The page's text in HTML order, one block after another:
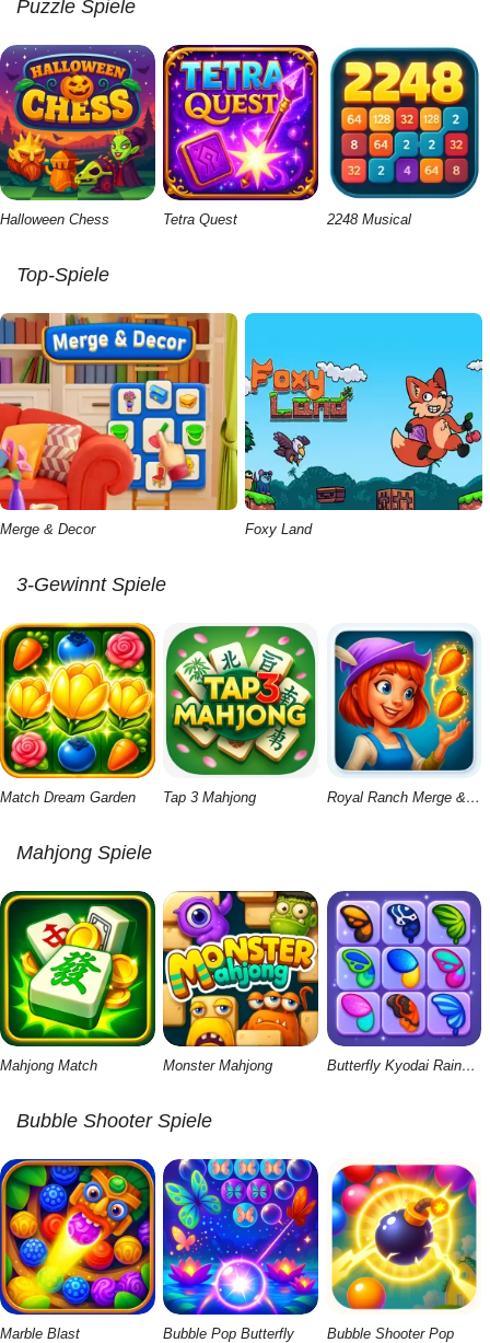
Puzzle Spiele
Halloween Chess Tetra Quest 2248 Musical
Top-Spiele
Merge & Decor Foxy Land
3-Gewinnt Spiele
Match Dream Garden Tap 3 Mahjong Royal Ranch Merge & Collect
Mahjong Spiele
Mahjong Match Monster Mahjong Butterfly Kyodai Rainbow
Bubble Shooter Spiele
Marble Blast Bubble Pop Butterfly Bubble Shooter Pop